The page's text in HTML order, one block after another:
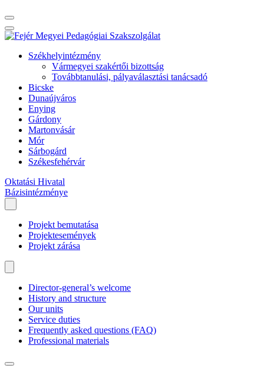
Székhelyintézmény
Vármegyei szakértői bizottság
Továbbtanulási, pályaválasztási tanácsadó
Bicske
Dunaújváros
Enying
Gárdony
Martonvásár
Mór
Sárbogárd
Székesfehérvár
Oktatási Hivatal
Bázisintézménye
Projekt bemutatása
Projektesemények
Projekt zárása
Director-general’s welcome
History and structure
Our units
Service duties
Frequently asked questions (FAQ)
Professional materials